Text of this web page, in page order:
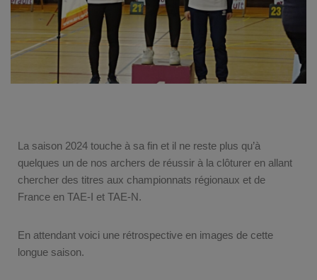
La saison 2024 touche à sa fin et il ne reste plus qu’à
quelques un de nos archers de réussir à la clôturer en allant
chercher des titres aux championnats régionaux et de
France en TAE-I et TAE-N.
En attendant voici une rétrospective en images de cette
longue saison.